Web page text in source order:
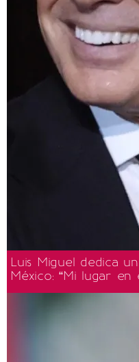
Luis Miguel dedica
México: “Mi lugar en